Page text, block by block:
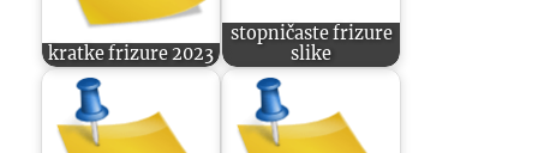
kratke frizure 2023
stopničaste frizure
slike